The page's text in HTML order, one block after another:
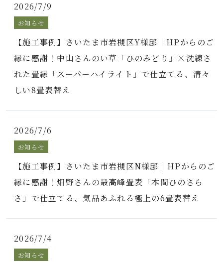
2026/7/9
お知らせ
【施工事例】さいたま市岩槻区Y様邸｜HPからのご
縁に感謝！中山さんのい草「ひのみどり」×洗練さ
れた畳縁「スーパーハイライト」で仕立てる、清々
しい8畳表替え
2026/7/6
お知らせ
【施工事例】さいたま市岩槻区N様邸｜HPからのご
縁に感謝！畑野さんの最高峰畳表「本間ひのさら
さ」で仕立てる、気品あふれる極上の6畳表替え
2026/7/4
お知らせ